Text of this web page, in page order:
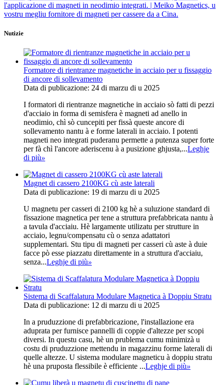
Nutizie
Formatore di rientranze magnetiche in acciaio per u fissaggio
di ancore di sollevamento
Data di publicazione: 24 di marzu di u 2025
I formatori di rientranze magnetiche in acciaio sò fatti di pezzi
d'acciaio in forma di semisfera è magneti ad anello in
neodimio, chì sò cuncepiti per fissà queste ancore di
sollevamento nantu à e forme laterali in acciaio. I potenti
magneti neo integrati puderanu permette a putenza super forte
per fà chì l'ancore aderiscenu à a pusizione ghjusta,...Leghje
di più»
Magnet di cassero 2100KG cù aste laterali
Data di publicazione: 19 di marzu di u 2025
U magnetu per casseri di 2100 kg hè a suluzione standard di
fissazione magnetica per tene a struttura prefabbricata nantu à
a tavula d'acciaiu. Hè largamente utilizatu per strutture in
acciaio, legnu/compensatu cù o senza adattatori
supplementari. Stu tipu di magneti per casseri cù aste à duie
facce pò esse piazzatu direttamente in a struttura d'acciaiu,
senza...Leghje di più»
Sistema di Scaffalatura Modulare Magnetica à Doppiu Stratu
Data di publicazione: 12 di marzu di u 2025
In a pruduzzione di prefabbricazione, l'installazione era
aduprata per furnisce pannelli di coppie d'altezze per scopi
diversi. In questu casu, hè un prublema cumu minimizà u
costu di pruduzzione mettendu in magazzinu forme laterali di
quelle altezze. U sistema modulare magneticu à doppiu stratu
hè una pruposta flessibile è efficiente ...Leghje di più»